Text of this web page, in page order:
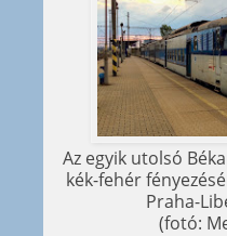
Az egyik utolsó
kék-fehér
Praha-
(fotó: